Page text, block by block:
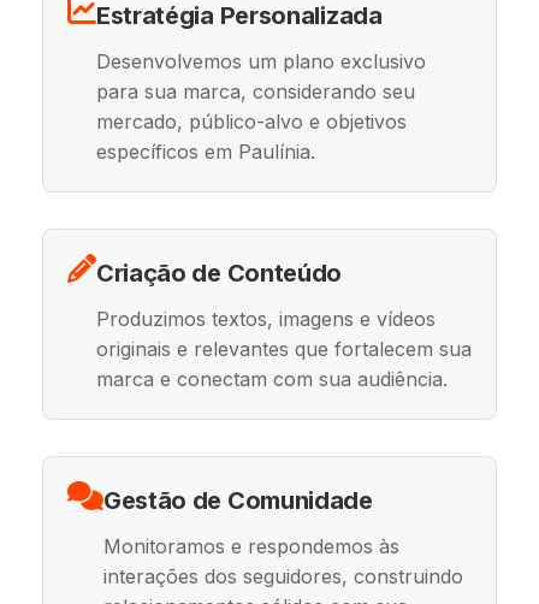
Estratégia Personalizada
Desenvolvemos um plano exclusivo
para sua marca, considerando seu
mercado, público-alvo e objetivos
específicos em Paulínia.
Criação de Conteúdo
Produzimos textos, imagens e vídeos
originais e relevantes que fortalecem sua
marca e conectam com sua audiência.
Gestão de Comunidade
Monitoramos e respondemos às
interações dos seguidores, construindo